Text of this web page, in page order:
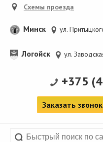
Схемы проезда
Минск ул.
Логойск ул.
+375
Заказать звонок